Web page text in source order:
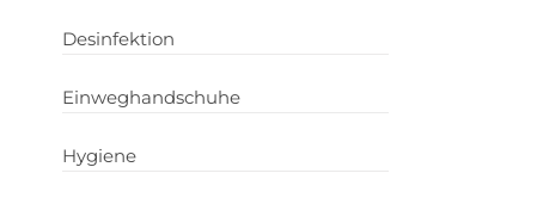
Desinfektion
Einweghandschuhe
Hygiene